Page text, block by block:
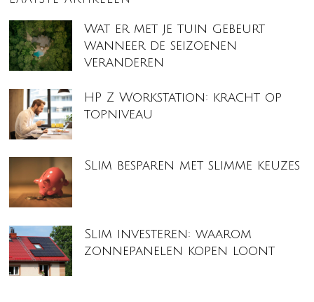
Wat er met je tuin gebeurt
wanneer de seizoenen
veranderen
HP Z Workstation: kracht op
topniveau
Slim besparen met slimme keuzes
Slim investeren: waarom
zonnepanelen kopen loont